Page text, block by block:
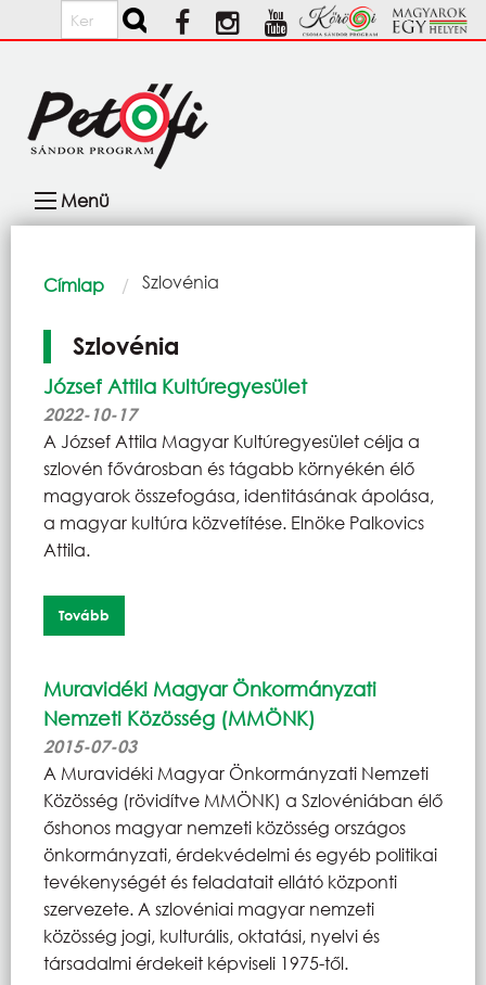
Ugrás a tartalomra
Keresés
navigáció
Menü
Morzsa
Címlap Current:
Szlovénia
Szlovénia
József Attila Kultúregyesület
2022-10-17
A József Attila Magyar Kultúregyesület célja a
szlovén fővárosban és tágabb környékén élő
magyarok összefogása, identitásának ápolása,
a magyar kultúra közvetítése. Elnöke Palkovics
Attila.
Tovább
Muravidéki Magyar Önkormányzati
Nemzeti Közösség (MMÖNK)
2015-07-03
A Muravidéki Magyar Önkormányzati Nemzeti
Közösség (rövidítve MMÖNK) a Szlovéniában élő
őshonos magyar nemzeti közösség országos
önkormányzati, érdekvédelmi és egyéb politikai
tevékenységét és feladatait ellátó központi
szervezete. A szlovéniai magyar nemzeti
közösség jogi, kulturális, oktatási, nyelvi és
társadalmi érdekeit képviseli 1975-től.